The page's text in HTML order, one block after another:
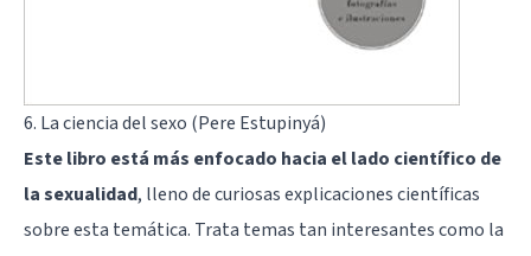
6. La ciencia del sexo (Pere Estupinyá)
Este libro está más enfocado hacia el lado científico de
la sexualidad, lleno de curiosas explicaciones científicas
sobre esta temática. Trata temas tan interesantes como la